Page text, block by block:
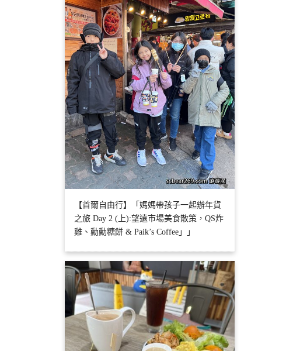
【首爾自由行】「媽媽帶孩子一起辦年貨
之旅 Day 2 (上):望遠市場美食散策，QS炸
雞、勳勳糖餅 & Paik’s Coffee」」